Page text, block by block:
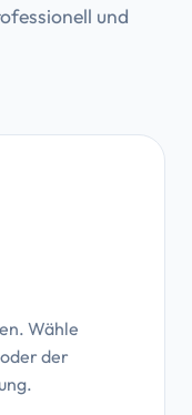
und
Wähle
der